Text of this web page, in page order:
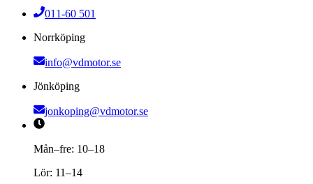
011-60 501
Norrköping
info@vdmotor.se
Jönköping
jonkoping@vdmotor.se
Mån–fre: 10–18
Lör: 11–14